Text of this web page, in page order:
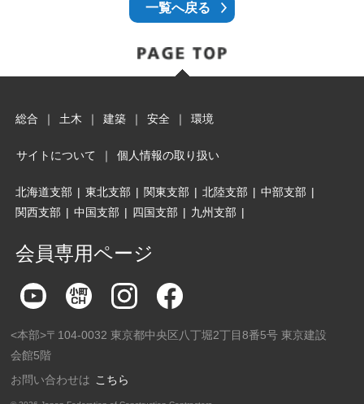
一覧へ戻る
総合 ｜ 土木 ｜ 建築 ｜ 安全 ｜ 環境
サイトについて ｜ 個人情報の取り扱い
北海道支部 | 東北支部 | 関東支部 | 北陸支部 | 中部支部 |
関西支部 | 中国支部 | 四国支部 | 九州支部 |
会員専用ページ
<本部>〒104-0032 東京都中央区八丁堀2丁目8番5号 東京建設
会館5階
お問い合わせは こちら